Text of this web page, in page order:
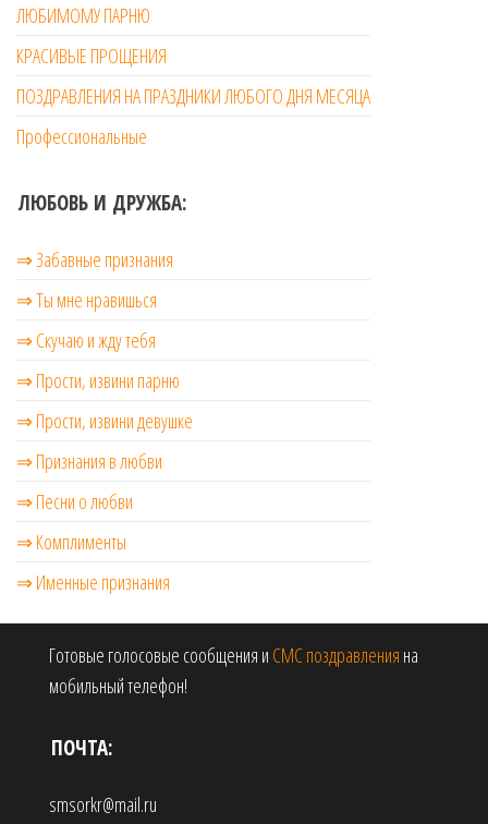
ЛЮБИМОМУ ПАРНЮ
КРАСИВЫЕ ПРОЩЕНИЯ
ПОЗДРАВЛЕНИЯ НА ПРАЗДНИКИ ЛЮБОГО ДНЯ МЕСЯЦА
Профессиональные
ЛЮБОВЬ И ДРУЖБА:
⇒ Забавные признания
⇒ Ты мне нравишься
⇒ Скучаю и жду тебя
⇒ Прости, извини парню
⇒ Прости, извини девушке
⇒ Признания в любви
⇒ Песни о любви
⇒ Комплименты
⇒ Именные признания
Готовые голосовые сообщения и СМС поздравления на
мобильный телефон!
ПОЧТА:
smsorkr@mail.ru